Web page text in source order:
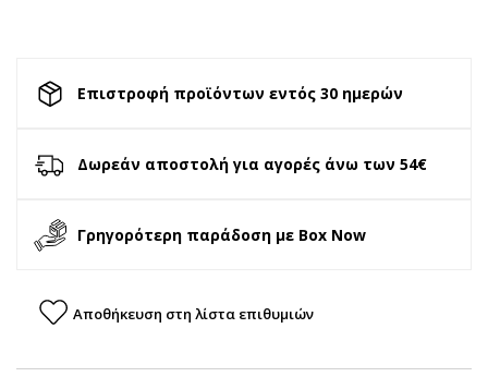
Επιστροφή προϊόντων εντός 30 ημερών
Δωρεάν αποστολή για αγορές άνω των 54€
Γρηγορότερη παράδοση με Box Now
Αποθήκευση στη λίστα επιθυμιών